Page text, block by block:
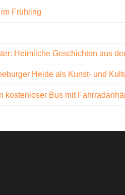
Frühling
Heimliche Geschichten aus
Heide als Kunst- und
kostenloser Bus mit